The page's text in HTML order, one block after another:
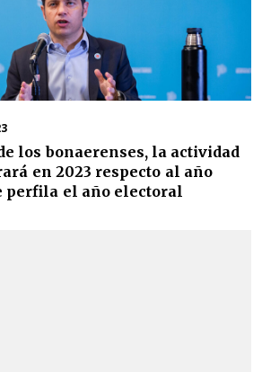
los bonaerenses, la actividad
en 2023 respecto al año
perfila el año electoral